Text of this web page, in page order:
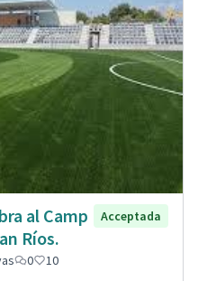
al Camp
Ríos.
Acceptada
0 10